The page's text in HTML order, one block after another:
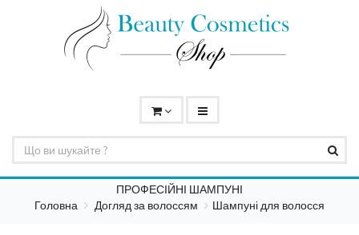
ПРОФЕСІЙНІ ШАМПУНІ
Головна
Догляд за волоссям Шампуні для волосся